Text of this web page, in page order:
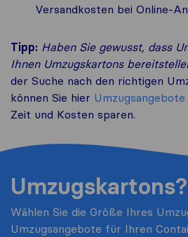
Versandkosten bei Online-
Tipp: Haben Sie gewusst, dass
Ihnen Umzugskartons
der Suche nach den richtigen
können Sie hier Umzugsangebote
Zeit und Kosten sparen.
Umzugskartons?
Wählen Sie die Größe Ihres
Umzugsangebote für Ihren